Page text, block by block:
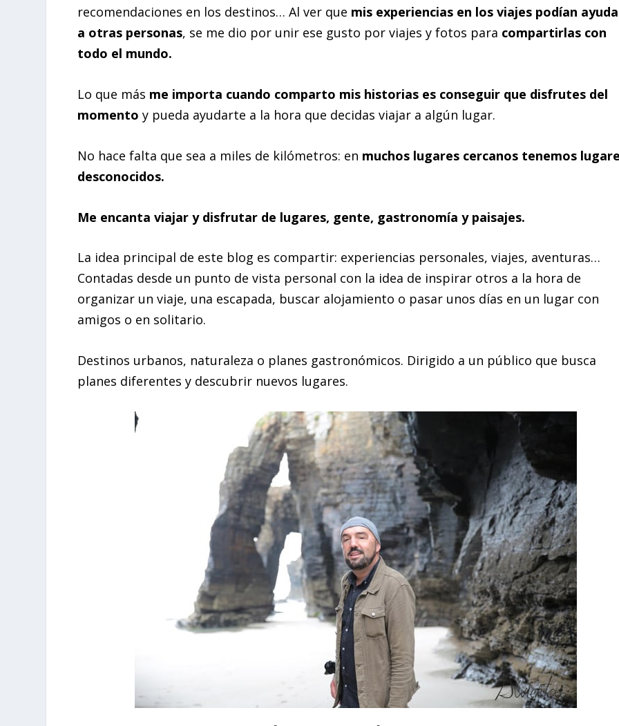
recomendaciones en los destinos… Al ver que mis experiencias en los viajes podían
a otras personas, se me dio por unir ese gusto por viajes y fotos para compartirlas con
todo el mundo.
Lo que más me importa cuando comparto mis historias es conseguir que disfrutes del
momento y pueda ayudarte a la hora que decidas viajar a algún lugar.
No hace falta que sea a miles de kilómetros: en muchos lugares cercanos tenemos
desconocidos.
Me encanta viajar y disfrutar de lugares, gente, gastronomía y paisajes.
La idea principal de este blog es compartir: experiencias personales, viajes, aventuras…
Contadas desde un punto de vista personal con la idea de inspirar otros a la hora de
organizar un viaje, una escapada, buscar alojamiento o pasar unos días en un lugar con
amigos o en solitario.
Destinos urbanos, naturaleza o planes gastronómicos. Dirigido a un público que busca
planes diferentes y descubrir nuevos lugares.